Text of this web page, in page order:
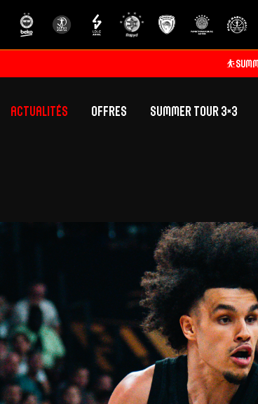
Actualités
Offres
SUMMER TOUR 3×3
Présentation